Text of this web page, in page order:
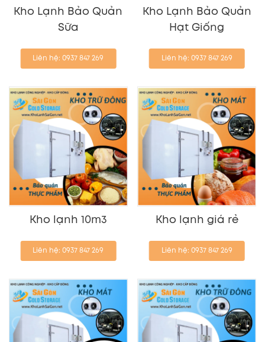
Kho Lạnh Bảo Quản
Sữa
Liên hệ: 0937 847 269
Kho Lạnh Bảo Quản
Hạt Giống
Liên hệ: 0937 847 269
Kho lạnh 10m3
Liên hệ: 0937 847 269
Kho lạnh giá rẻ
Liên hệ: 0937 847 269